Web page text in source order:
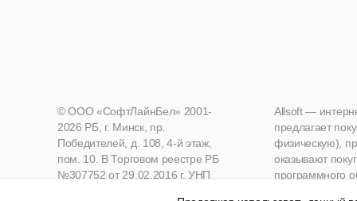
Allsoft —
предлагает
физическую),
оказывают
программного
© ООО «СофтЛайнБел» 2001-
2026 РБ, г. Минск, пр.
Победителей, д. 108, 4-й этаж,
пом. 10. В Торговом реестре РБ
№307752 от 29.02.2016 г. УНП